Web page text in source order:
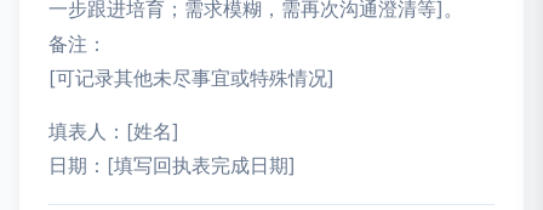
一步跟进培育；需求模糊，需再次沟通澄清等]。
备注：
[可记录其他未尽事宜或特殊情况]
填表人：[姓名]
日期：[填写回执表完成日期]